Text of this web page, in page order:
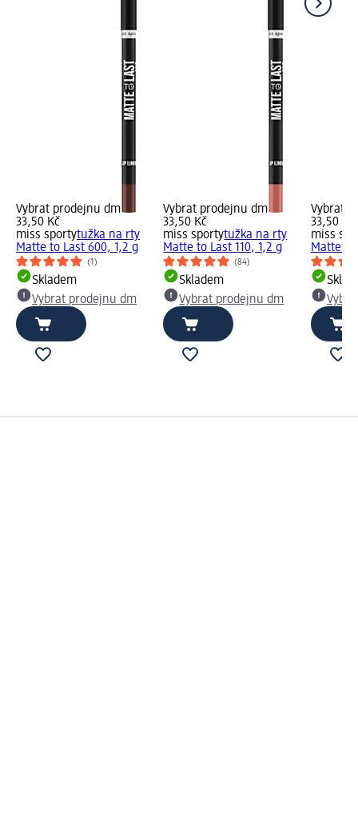
Vybrat prodejnu dm
33,50 Kč
miss sportytužka na rty
Matte to Last 600, 1,2 g
(1)
Skladem
Vybrat prodejnu dm
Vybrat prodejnu dm
33,50 Kč
miss sportytužka na rty
Matte to Last 110, 1,2 g
(84)
Skladem
Vybrat prodejnu dm
Vybrat
33,50 Kč
miss
Matte to